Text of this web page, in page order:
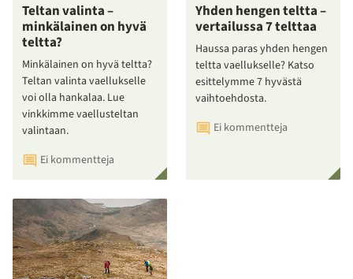
Teltan valinta –
minkälainen on hyvä
teltta?
Minkälainen on hyvä teltta?
Teltan valinta vaellukselle
voi olla hankalaa. Lue
vinkkimme vaellusteltan
valintaan.
Ei kommentteja
Yhden hengen teltta –
vertailussa 7 telttaa
Haussa paras yhden hengen
teltta vaellukselle? Katso
esittelymme 7 hyvästä
vaihtoehdosta.
Ei kommentteja